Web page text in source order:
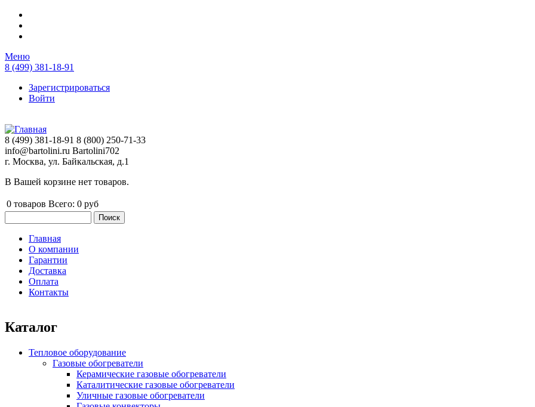
Перейти к основному содержанию
Меню
8 (499) 381-18-91
Зарегистрироваться
Войти
8 (499) 381-18-91 8 (800) 250-71-33
info@bartolini.ru Bartolini702
г. Москва, ул. Байкальская, д.1
В Вашей корзине нет товаров.
0 товаров Всего: 0 руб
Главное меню
Главная
О компании
Гарантии
Доставка
Оплата
Контакты
Каталог
Тепловое оборудование
Газовые обогреватели
Керамические газовые обогреватели
Каталитические газовые обогреватели
Уличные газовые обогреватели